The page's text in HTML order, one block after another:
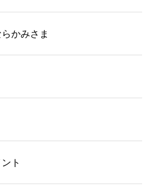
かみさま
ト